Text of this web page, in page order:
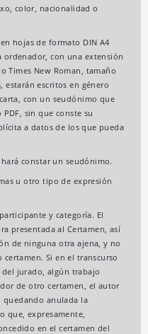
color, nacionalidad o
hojas de formato DIN A4
ordenador, con una extensión
Times New Roman, tamaño
estarán escritos en género
con un seudónimo que
sin que conste su
a datos de los que pueda
constar un seudónimo.
u otro tipo de expresión
y categoría. El
presentada al Certamen, así
de ninguna otra ajena, y no
Si en el transcurso
jurado, algún trabajo
de otro certamen, el autor
quedando anulada la
que, expresamente,
en el certamen del